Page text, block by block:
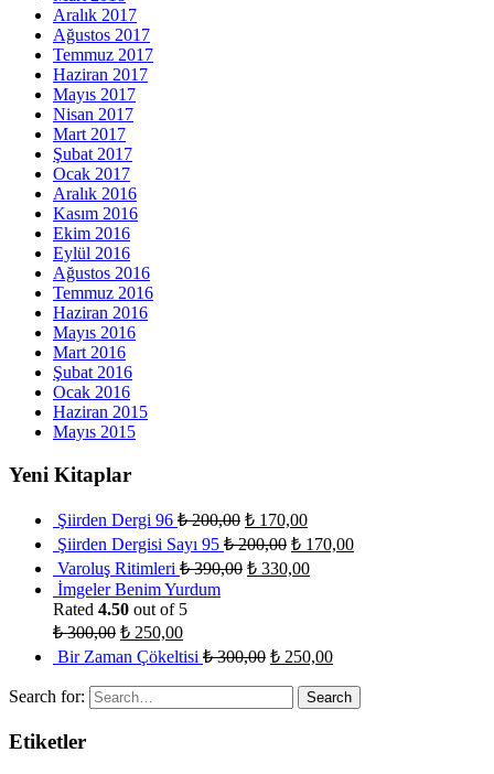
Aralık 2017
Ağustos 2017
Temmuz 2017
Haziran 2017
Mayıs 2017
Nisan 2017
Mart 2017
Şubat 2017
Ocak 2017
Aralık 2016
Kasım 2016
Ekim 2016
Eylül 2016
Ağustos 2016
Temmuz 2016
Haziran 2016
Mayıs 2016
Mart 2016
Şubat 2016
Ocak 2016
Haziran 2015
Mayıs 2015
Yeni Kitaplar
Şiirden Dergi 96 ₺200,00 ₺ 170,00
Şiirden Dergisi Sayı 95 ₺200,00 ₺ 170,00
Varoluş Ritimleri ₺390,00 ₺ 330,00
İmgeler Benim Yurdum
Rated 4.50 out of 5
₺300,00 ₺ 250,00
Bir Zaman Çökeltisi ₺300,00 ₺ 250,00
Search for:
Etiketler